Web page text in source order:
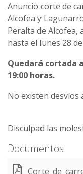
Anuncio corte de
Alcofea y
Peralta de Alcofea,
hasta el lunes 28
Quedará cortada
19:00 horas.
No existen desvíos
Disculpad las
Documentos